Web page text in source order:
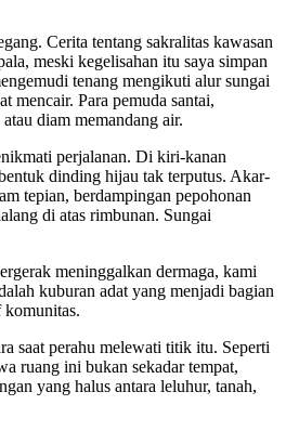
Cerita tentang sakralitas kawasan
meski kegelisahan itu saya simpan
tenang mengikuti alur sungai
mencair. Para pemuda santai,
diam memandang air.
perjalanan. Di kiri-kanan
dinding hijau tak terputus. Akar-
tepian, berdampingan pepohonan
di atas rimbunan. Sungai
meninggalkan dermaga, kami
kuburan adat yang menjadi bagian
saat perahu melewati titik itu. Seperti
ruang ini bukan sekadar tempat,
yang halus antara leluhur, tanah,